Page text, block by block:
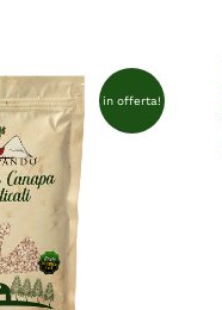
in offerta!